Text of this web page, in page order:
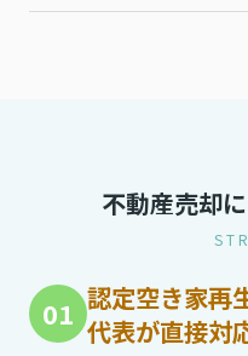
不動産売却
01 認定空き家再
代表が直接対